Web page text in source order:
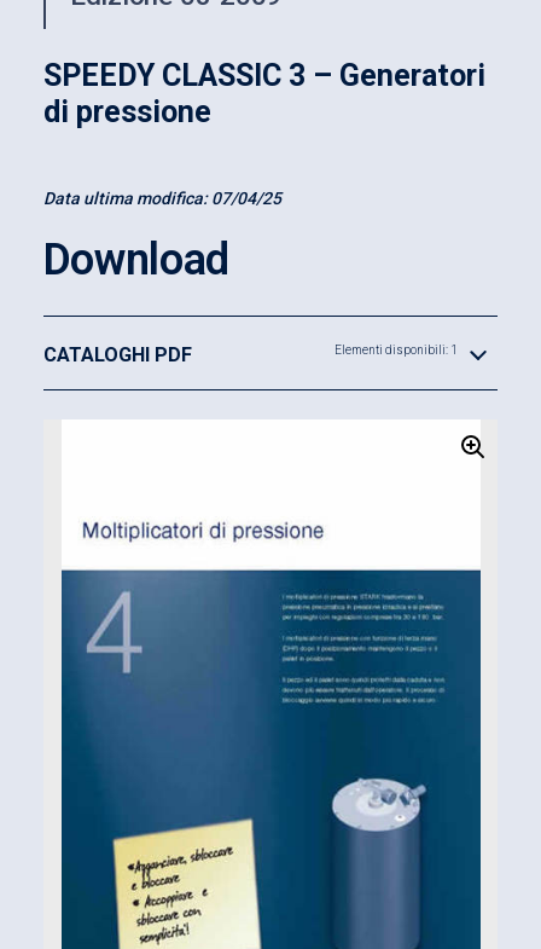
SPEEDY CLASSIC 3 – Generatori
di pressione
Data ultima modifica:07/04/25
Download
CATALOGHI PDF Elementi disponibili: 1